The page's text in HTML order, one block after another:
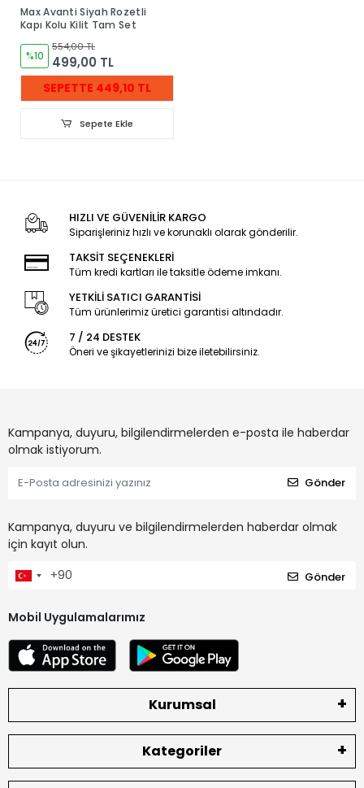
Max Avanti Siyah Rozetli
Kapı Kolu Kilit Tam Set
%10
554,00 TL
499,00 TL
SEPETTE 449,10 TL
Sepete Ekle
HIZLI VE GÜVENİLİR KARGO
Siparişleriniz hızlı ve korunaklı olarak gönderilir.
TAKSİT SEÇENEKLERİ
Tüm kredi kartları ile taksitle ödeme imkanı.
YETKİLİ SATICI GARANTİSİ
Tüm ürünlerimiz üretici garantisi altındadır.
7 / 24 DESTEK
Öneri ve şikayetlerinizi bize iletebilirsiniz.
Kampanya, duyuru, bilgilendirmelerden e-posta ile haberdar
olmak istiyorum.
Gönder
Kampanya, duyuru ve bilgilendirmelerden haberdar olmak
için kayıt olun.
Gönder
Mobil Uygulamalarımız
Kurumsal
Kategoriler